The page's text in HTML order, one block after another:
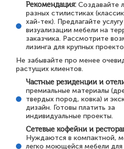
Рекомендация: Создавайте
разных стилистиках
хай-тек). Предлагайте
визуализации мебели на
заказчика. Рассмотрите
лизинга для крупных
Не забывайте про менее
растущих клиентов.
Частные резиденции и
премиальные материалы
твердых пород, ковка) и
дизайн. Готовы платить за
индивидуальные проекты.
Сетевые кофейни и
Нуждаются в компактной,
легко моющейся мебели для